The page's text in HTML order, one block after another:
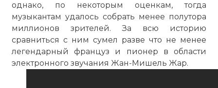
однако, по некоторым оценкам, тогда
музыкантам удалось собрать менее полутора
миллионов зрителей. За всю историю
сравниться с ним сумел разве что не менее
легендарный француз и пионер в области
электронного звучания Жан-Мишель Жар.